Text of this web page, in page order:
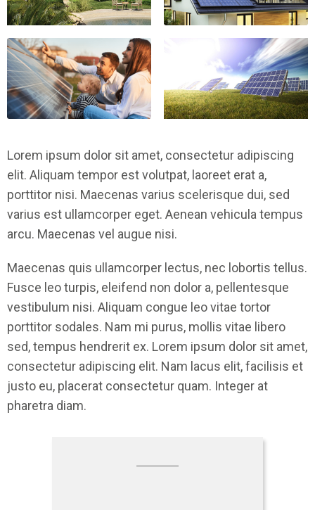
Lorem ipsum dolor sit amet, consectetur adipiscing
elit. Aliquam tempor est volutpat, laoreet erat a,
porttitor nisi. Maecenas varius scelerisque dui, sed
varius est ullamcorper eget. Aenean vehicula tempus
arcu. Maecenas vel augue nisi.
Maecenas quis ullamcorper lectus, nec lobortis tellus.
Fusce leo turpis, eleifend non dolor a, pellentesque
vestibulum nisi. Aliquam congue leo vitae tortor
porttitor sodales. Nam mi purus, mollis vitae libero
sed, tempus hendrerit ex. Lorem ipsum dolor sit amet,
consectetur adipiscing elit. Nam lacus elit, facilisis et
justo eu, placerat consectetur quam. Integer at
pharetra diam.